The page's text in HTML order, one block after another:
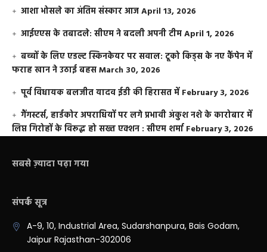
आशा भोसले का अंतिम संस्कार आजApril 13, 2026
आईएएस के तबादले: सीएम ने बदली अपनी टीमApril 1, 2026
बच्चों के लिए एडल्ट स्किनकेयर पर सवाल: टूको किड्स के नए कैंपेन में
फराह खान ने उठाई बहसMarch 30, 2026
पूर्व विधायक बलजीत यादव ईडी की हिरासत में February 3, 2026
गैंगस्टर्स, हार्डकोर अपराधियों पर लगे प्रभावी अंकुश नशे के कारोबार में
लिप्त गिरोहों के विरूद्ध हो सख्त एक्शन : सीएम शर्मा February 3, 2026
सबसे ज़्यादा पढ़ा गया
संपर्क सूत्र
A-9, 10, Industrial Area, Sudarshanpura, Bais Godam,
Jaipur Rajasthan-302006